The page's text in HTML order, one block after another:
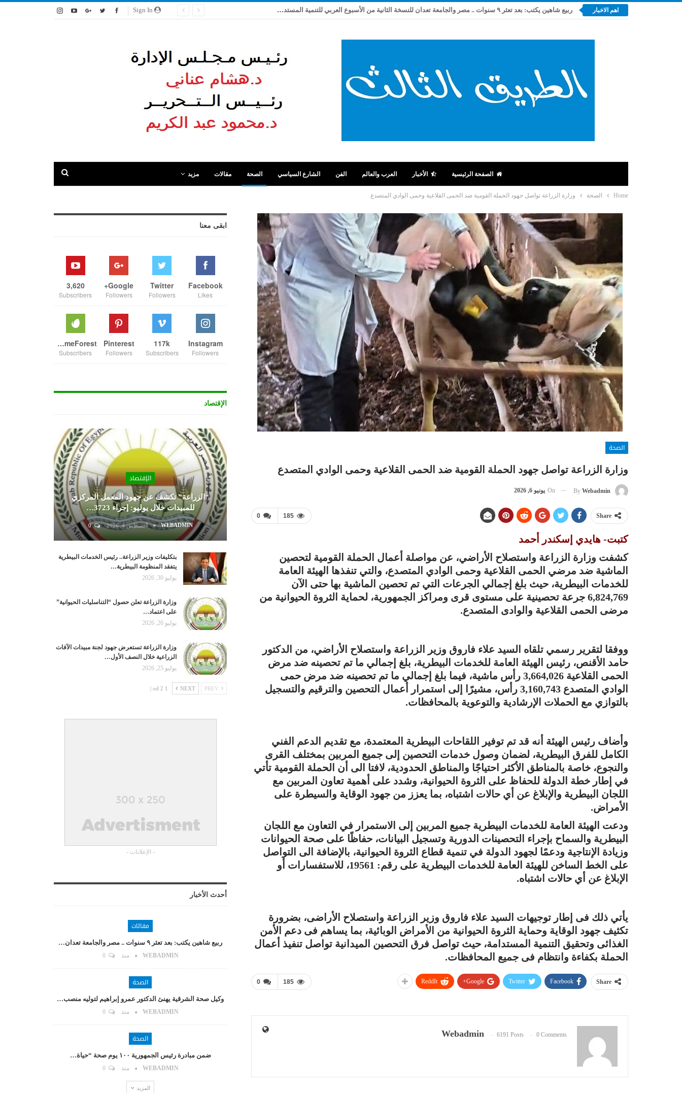
اهم الاخبار ربيع شاهين يكتب: بعد تعثر ٩ سنوات .. مصر والجامعة تعدان للنسخة الثانية من الأسبوع العربي للتنمية المستدامة
الصفحة الرئيسية الأخبار العرب والعالم الفن الشارع السياسي الصحة مقالات مزيد
Home الصحة وزارة الزراعة تواصل جهود الحملة القومية ضد الحمى القلاعية وحمى الوادي المتصدع
الصحة
وزارة الزراعة تواصل جهود الحملة القومية ضد الحمى القلاعية وحمى الوادي المتصدع
By Webadmin
On يونيو 6, 2026
0 185 Share
كتبت- هايدي إسكندر أحمد
كشفت وزارة الزراعة واستصلاح الأراضي، عن مواصلة أعمال الحملة القومية لتحصين
الماشية ضد مرضي الحمى القلاعية وحمى الوادي المتصدع، والتي تنفذها الهيئة العامة
للخدمات البيطرية، حيث بلغ إجمالي الجرعات التي تم تحصين الماشية بها حتى الآن
6,824,769 جرعة تحصينية على مستوى قرى ومراكز الجمهورية، لحماية الثروة الحيوانية من
مرضى الحمى القلاعية والوادى المتصدع.
ووفقا لتقرير رسمي تلقاه السيد علاء فاروق وزير الزراعة واستصلاح الأراضي، من الدكتور
حامد الأقنص، رئيس الهيئة العامة للخدمات البيطرية، بلغ إجمالي ما تم تحصينه ضد مرض
الحمى القلاعية 3,664,026 رأس ماشية، فيما بلغ إجمالي ما تم تحصينه ضد مرض حمى
الوادي المتصدع 3,160,743 رأس، مشيرًا إلى استمرار أعمال التحصين والترقيم والتسجيل
بالتوازي مع الحملات الإرشادية والتوعوية بالمحافظات.
وأضاف رئيس الهيئة أنه قد تم توفير اللقاحات البيطرية المعتمدة، مع تقديم الدعم الفني
الكامل للفرق البيطرية، لضمان وصول خدمات التحصين إلى جميع المربين بمختلف القرى
والنجوع، خاصة بالمناطق الأكثر احتياجًا والمناطق الحدودية، لافتا الى أن الحملة القومية تأتي
في إطار خطة الدولة للحفاظ على الثروة الحيوانية، وشدد على أهمية تعاون المربين مع
اللجان البيطرية والإبلاغ عن أي حالات اشتباه، بما يعزز من جهود الوقاية والسيطرة على
الأمراض.
ودعت الهيئة العامة للخدمات البيطرية جميع المربين إلى الاستمرار في التعاون مع اللجان
البيطرية والسماح بإجراء التحصينات الدورية وتسجيل البيانات، حفاظًا على صحة الحيوانات
وزيادة الإنتاجية ودعمًا لجهود الدولة في تنمية قطاع الثروة الحيوانية، بالإضافة الى التواصل
على الخط الساخن للهيئة العامة للخدمات البيطرية على رقم: 19561، للاستفسارات أو
الإبلاغ عن أي حالات اشتباه.
يأتي ذلك فى إطار توجيهات السيد علاء فاروق وزير الزراعة واستصلاح الأراضى، بضرورة
تكثيف جهود الوقاية وحماية الثروة الحيوانية من الأمراض الوبائية، بما يساهم فى دعم الأمن
الغذائى وتحقيق التنمية المستدامة، حيث تواصل فرق التحصين الميدانية تواصل تنفيذ أعمال
الحملة بكفاءة وانتظام فى جميع المحافظات.
0 185 Share
Facebook
Twitter
Google+
ReddIt
Webadmin 6191 Posts 0 Comments
ابقى معنا
Facebook
Likes
Twitter
Followers
Google+
Followers
3,620
Subscribers
Instagram
Followers
117k
Subscribers
Pinterest
Followers
ThemeForest
Subscribers
الإقتصاد
الإقتصاد
“الزراعة” تكشف عن جهود المعمل المركزي
للمبيدات خلال يوليو: إجراء 3723…
WEBADMIN أغسطس 4, 2026 0
بتكليفات وزير الزراعة.. رئيس الخدمات البيطرية
يتفقد المنظومة البيطرية…
يوليو 30, 2026
وزارة الزراعة تعلن حصول “التناسليات الحيوانية”
على اعتماد…
يوليو 26, 2026
وزارة الزراعة تستعرض جهود لجنة مبيدات الآفات
الزراعية خلال النصف الأول…
يوليو 25, 2026
NEXT
1 od 2 |
- الإعلانات -
أحدث الأخبار
مقالات
ربيع شاهين يكتب: بعد تعثر ٩ سنوات .. مصر والجامعة تعدان…
WEBADMIN منذ 0
الصحة
وكيل صحة الشرقية يهنئ الدكتور عمرو إبراهيم لتوليه منصب…
WEBADMIN منذ 0
الصحة
ضمن مبادرة رئيس الجمهورية ١٠٠ يوم صحة “حياة…
WEBADMIN منذ 0
المزيد